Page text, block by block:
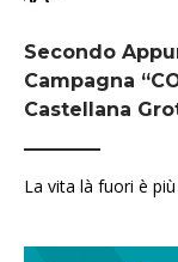
Secondo
Campagna
Castellana
La vita là fuori è più